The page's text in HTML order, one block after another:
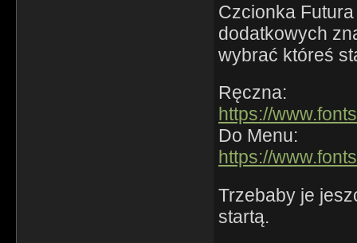
Czcionka
dodatkowych
wybrać któreś
Ręczna:
https://
Do Menu:
https://
Trzebaby je
startą.